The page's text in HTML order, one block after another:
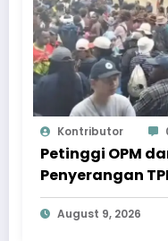
Kontributor
Petinggi OPM
Penyerangan
Lembah Baliem
August 9, 2026